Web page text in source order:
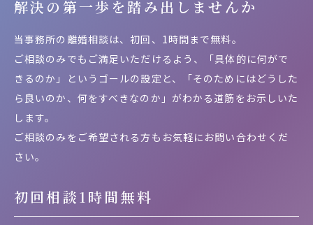
解決の第一歩を 踏み出しませんか
当事務所の離婚相談は、初回、1時間まで無料。
ご相談のみでもご満足いただけるよう、「具体的に何がで
きるのか」というゴールの設定と、「そのためにはどうした
ら良いのか、何をすべきなのか」がわかる道筋をお示しいた
します。
ご相談のみをご希望される方もお気軽にお問い合わせくだ
さい。
初回相談1時間無料